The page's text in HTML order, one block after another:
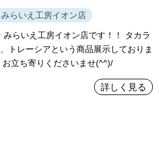
みらいえ工房イオン店
みらいえ工房イオン店です！！ タカラ
トレーシアという商品展示しておりま
お立ち寄りくださいませ(^^)/
詳しく見る